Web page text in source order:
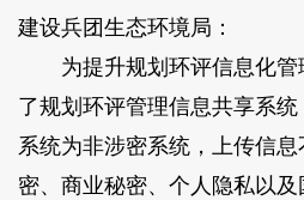
建设兵团生态环境局：
为提升规划环评信息化管
了规划环评管理信息共享系
系统为非涉密系统，上传信
密、商业秘密、个人隐私以及